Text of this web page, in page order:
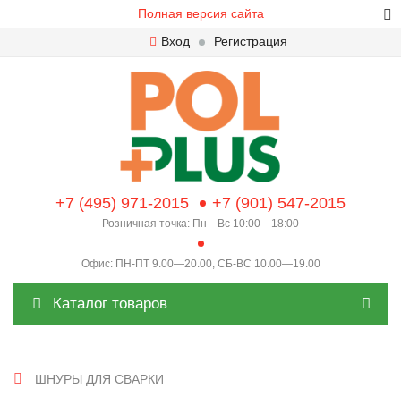
Полная версия сайта
Вход
Регистрация
+7 (495) 971-2015 +7 (901) 547-2015
Розничная точка: Пн—Вс 10:00—18:00
Офис: ПН-ПТ 9.00—20.00, СБ-ВС 10.00—19.00
Каталог товаров
ШНУРЫ ДЛЯ СВАРКИ